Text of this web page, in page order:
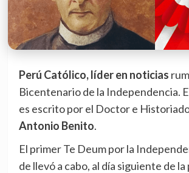
Perú Católico, líder en noticias
Bicentenario de la Independencia.
es escrito por el Doctor e
Antonio Benito.
El primer Te Deum por la
de llevó a cabo, al día siguiente de